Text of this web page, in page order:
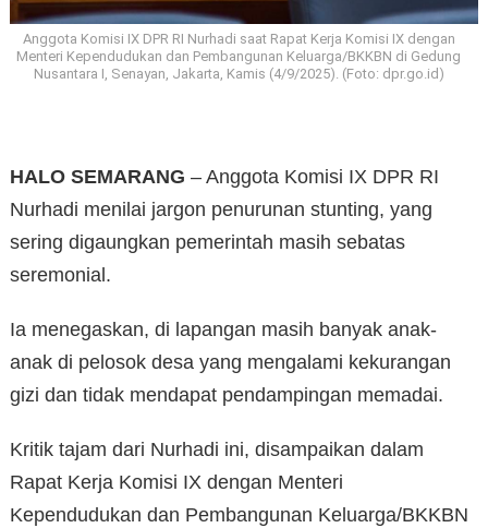
Anggota Komisi IX DPR RI Nurhadi saat Rapat Kerja Komisi IX dengan
Menteri Kependudukan dan Pembangunan Keluarga/BKKBN di Gedung
Nusantara I, Senayan, Jakarta, Kamis (4/9/2025). (Foto: dpr.go.id)
HALO SEMARANG – Anggota Komisi IX DPR RI
Nurhadi menilai jargon penurunan stunting, yang
sering digaungkan pemerintah masih sebatas
seremonial.
Ia menegaskan, di lapangan masih banyak anak-
anak di pelosok desa yang mengalami kekurangan
gizi dan tidak mendapat pendampingan memadai.
Kritik tajam dari Nurhadi ini, disampaikan dalam
Rapat Kerja Komisi IX dengan Menteri
Kependudukan dan Pembangunan Keluarga/BKKBN